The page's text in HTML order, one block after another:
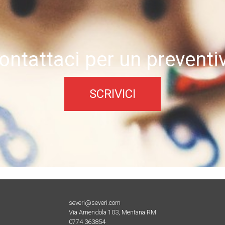
per un
SCRIVICI
severi@severi.com
Via Amendola 103, Mentana RM
0774 363854